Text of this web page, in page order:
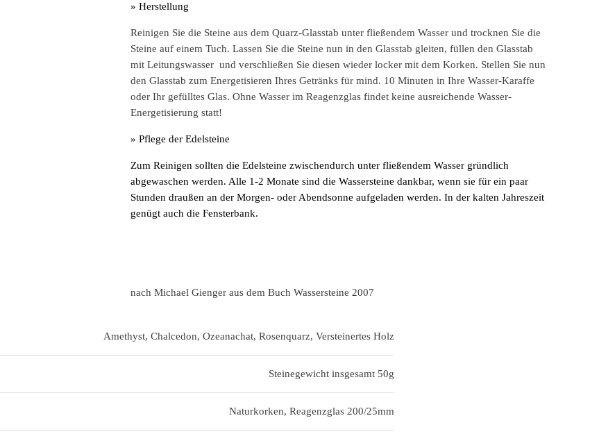
» Herstellung
Reinigen Sie die Steine aus dem Quarz-Glasstab unter fließendem Wasser und trocknen Sie die
Steine auf einem Tuch. Lassen Sie die Steine nun in den Glasstab gleiten, füllen den Glasstab
mit Leitungswasser und verschließen Sie diesen wieder locker mit dem Korken. Stellen Sie nun
den Glasstab zum Energetisieren Ihres Getränks für mind. 10 Minuten in Ihre Wasser-Karaffe
oder Ihr gefülltes Glas. Ohne Wasser im Reagenzglas findet keine ausreichende Wasser-
Energetisierung statt!
» Pflege der Edelsteine
Zum Reinigen sollten die Edelsteine zwischendurch unter fließendem Wasser gründlich
abgewaschen werden. Alle 1-2 Monate sind die Wassersteine dankbar, wenn sie für ein paar
Stunden draußen an der Morgen- oder Abendsonne aufgeladen werden. In der kalten Jahreszeit
genügt auch die Fensterbank.
nach Michael Gienger aus dem Buch Wassersteine 2007
Amethyst, Chalcedon, Ozeanachat, Rosenquarz, Versteinertes Holz
Steinegewicht insgesamt 50g
Naturkorken, Reagenzglas 200/25mm